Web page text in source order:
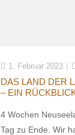
1. Februar 2023
DAS LAND DER
EIN RÜCKBLICK
4 Wochen
Tag zu Ende. Wir